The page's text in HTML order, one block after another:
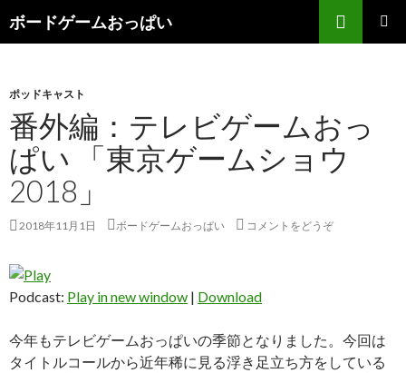
ボードゲームおっぱい
検索
ポッドキャスト
番外編：テレビゲームおっ
ぱい 「東京ゲームショウ
2018」
2018年11月1日 ボードゲームおっぱい コメントをどうぞ
Podcast: Play in new window | Download
今年もテレビゲームおっぱいの季節となりました。今回は
タイトルコールから近年稀に見る浮き足立ち方をしている